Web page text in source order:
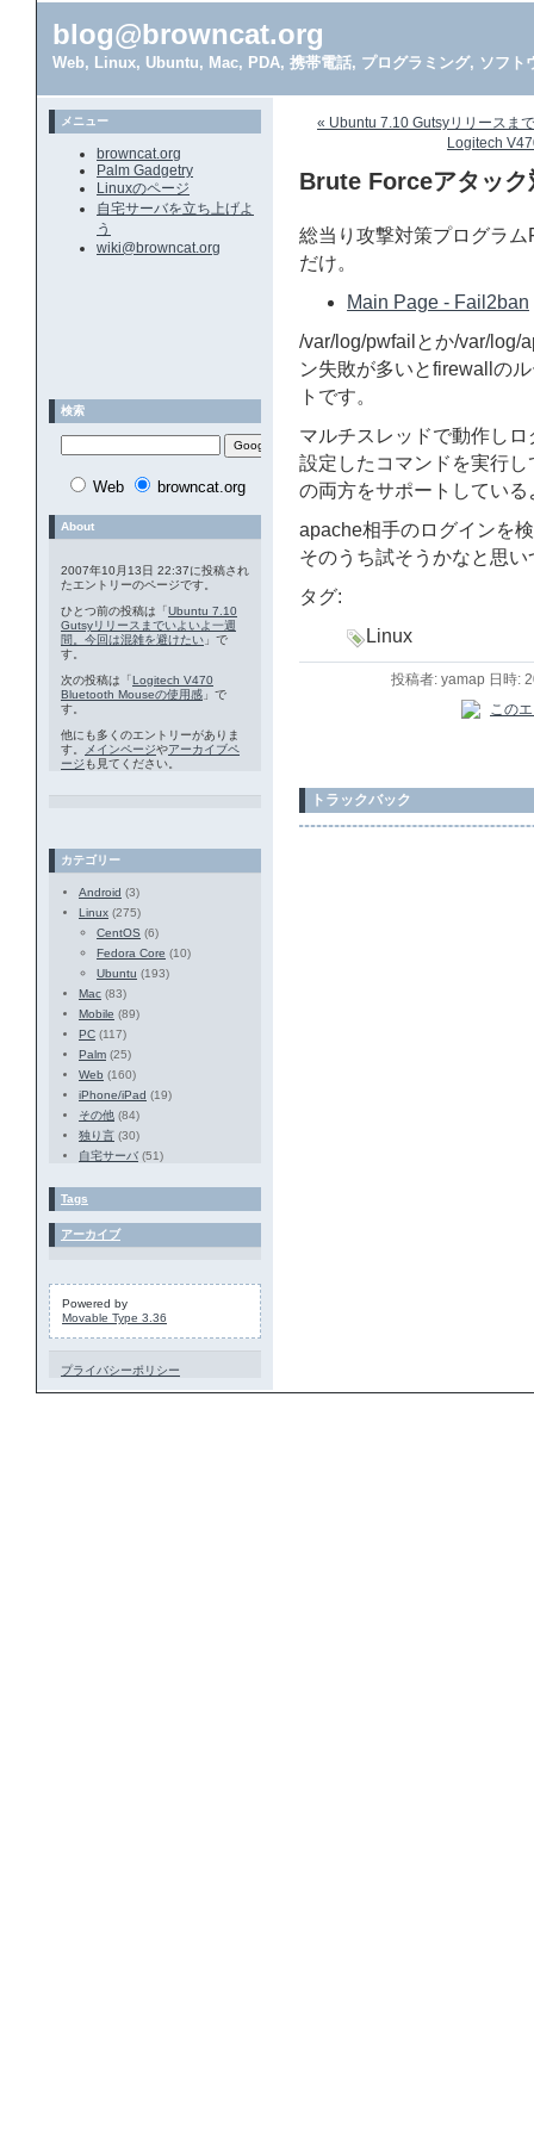
blog@browncat.org
Web, Linux, Ubuntu, Mac, PDA, 携帯電話, プログラミング, ソフト
« Ubuntu 7.10 Gutsyリリースま
Logitech
Brute Forceアタッ
総当り攻撃対策プログラ
だけ。
Main Page - Fail2ban
/var/log/pwfailとか/var/log/
ン失敗が多いとfirewallの
トです。
マルチスレッドで動作し
設定したコマンドを実行
の両方をサポートしている
apache相手のログインを
そのうち試そうかなと思
タグ:
Linux
投稿者: yamap 日時:
トラックバック
メニュー
browncat.org
Palm Gadgetry
Linuxのページ
自宅サーバを立ち上げよ
う
wiki@browncat.org
検索
Web browncat.org
About
2007年10月13日 22:37に投稿され
たエントリーのページです。
ひとつ前の投稿は「Ubuntu 7.10
Gutsyリリースまでいよいよ一週
間。今回は混雑を避けたい 」で
す。
次の投稿は「Logitech V470
Bluetooth Mouseの使用感 」で
す。
他にも多くのエントリーがありま
す。
メインページやアーカイブペ
ージ も見てください。
カテゴリー
Android (3)
Linux (275)
CentOS (6)
Fedora Core (10)
Ubuntu (193)
Mac (83)
Mobile (89)
PC (117)
Palm (25)
Web (160)
iPhone/iPad (19)
その他 (84)
独り言 (30)
自宅サーバ (51)
Tags
アーカイブ
Powered by
Movable Type 3.36
プライバシーポリシー